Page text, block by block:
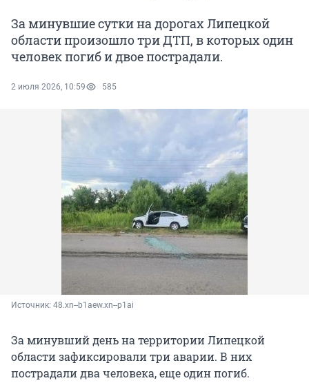
За минувшие сутки на дорогах Липецкой
области произошло три ДТП, в которых один
человек погиб и двое пострадали.
2 июля 2026, 10:59 585
Источник: 48.xn--b1aew.xn--p1ai
За минувший день на территории Липецкой
области зафиксировали три аварии. В них
пострадали два человека, еще один погиб.